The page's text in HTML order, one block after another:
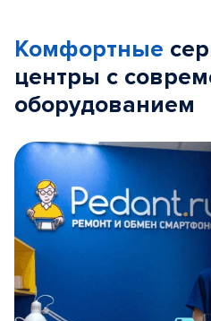
Комфортные
центры с
оборудованием